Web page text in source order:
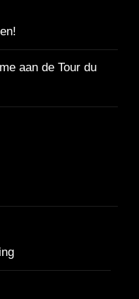
aan de Tour du